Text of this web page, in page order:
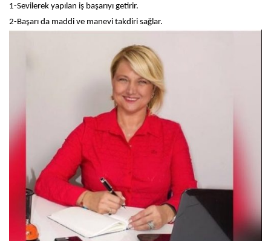
1-Sevilerek yapılan iş başarıyı getirir.
2-Başarı da maddi ve manevi takdiri sağlar.